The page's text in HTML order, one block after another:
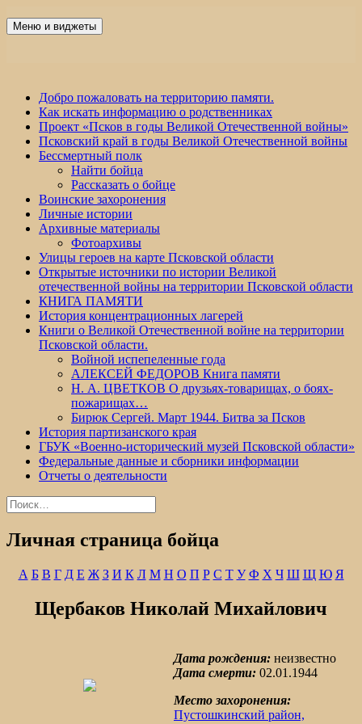
Победа 60
Меню и виджеты
Добро пожаловать на территорию памяти.
Как искать информацию о родственниках
Проект «Псков в годы Великой Отечественной войны»
Псковский край в годы Великой Отечественной войны
Бессмертный полк
Найти бойца
Рассказать о бойце
Воинские захоронения
Личные истории
Архивные материалы
Фотоархивы
Улицы героев на карте Псковской области
Открытые источники по истории Великой
отечественной войны на территории Псковской области
КНИГА ПАМЯТИ
История концентрационных лагерей
Книги о Великой Отечественной войне на территории
Псковской области.
Войной испепеленные года
АЛЕКСЕЙ ФЕДОРОВ Книга памяти
Н. А. ЦВЕТКОВ О друзьях-товарищах, о боях-
пожарищах…
Бирюк Сергей. Март 1944. Битва за Псков
История партизанского края
ГБУК «Военно-исторический музей Псковской области»
Федеральные данные и сборники информации
Отчеты о деятельности
Найти:
Личная страница бойца
А Б В Г Д Е Ж З И К Л М Н О П Р С Т У Ф Х Ч Ш Щ Ю Я
Щербаков Николай Михайлович
Дата рождения: неизвестно
Дата смерти: 02.01.1944
Место захоронения:
Пустошкинский район,